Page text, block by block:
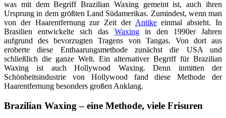
was mit dem Begriff Brazilian Waxing gemeint ist, auch ihren
Ursprung in dem größten Land Südamerikas. Zumindest, wenn man
von der Haarentfernung zur Zeit der Antikeeinmal absieht. In
Brasilien entwickelte sich das Waxingin den 1990er Jahren
aufgrund des bevorzugten Tragens von Tangas. Von dort aus
eroberte diese Enthaarungsmethode zunächst die USA und
schließlich die ganze Welt. Ein alternativer Begriff für Brazilian
Waxing ist auch Hollywood Waxing. Denn inmitten der
Schönheitsindustrie von Hollywood fand diese Methode der
Haarentfernung besonders großen Anklang.
Brazilian Waxing – eine Methode, viele Frisuren